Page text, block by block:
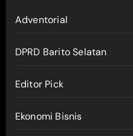
Adventorial
DPRD Barito Selatan
Editor Pick
Ekonomi Bisnis